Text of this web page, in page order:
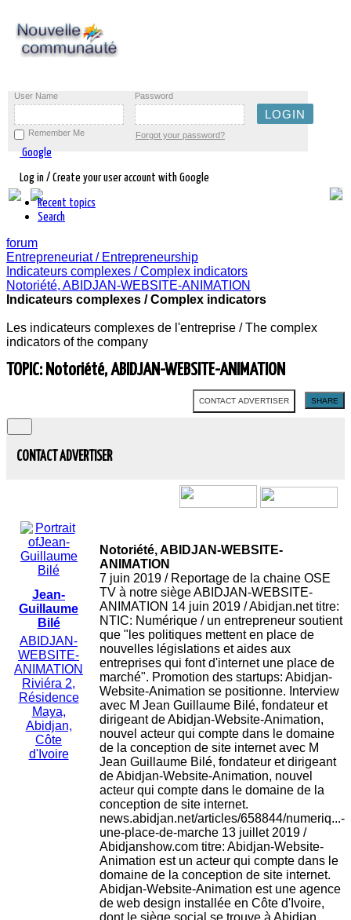
User Name Password
Remember Me Forgot your password?
Google
Log in / Create your user account with Google
Recent topics
Search
forum
Entrepreneuriat / Entrepreneurship
Indicateurs complexes / Complex indicators
Notoriété, ABIDJAN-WEBSITE-ANIMATION
Indicateurs complexes / Complex indicators
Les indicateurs complexes de l'entreprise / The complex
indicators of the company
TOPIC: Notoriété, ABIDJAN-WEBSITE-ANIMATION
CONTACT ADVERTISER SHARE
CONTACT ADVERTISER
Jean-
Guillaume
Bilé
ABIDJAN-
WEBSITE-
ANIMATION
Riviéra 2,
Résidence
Maya,
Abidjan,
Côte
d'Ivoire
Notoriété, ABIDJAN-WEBSITE-
ANIMATION
7 juin 2019 / Reportage de la chaine OSE
TV à notre siège ABIDJAN-WEBSITE-
ANIMATION 14 juin 2019 / Abidjan.net titre:
NTIC: Numérique / un entrepreneur soutient
que "les politiques mettent en place de
nouvelles législations et aides aux
entreprises qui font d'internet une place de
marché". Promotion des startups: Abidjan-
Website-Animation se positionne. Interview
avec M Jean Guillaume Bilé, fondateur et
dirigeant de Abidjan-Website-Animation,
nouvel acteur qui compte dans le domaine
de la conception de site internet avec M
Jean Guillaume Bilé, fondateur et dirigeant
de Abidjan-Website-Animation, nouvel
acteur qui compte dans le domaine de la
conception de site internet.
news.abidjan.net/articles/658844/numeriq...-
une-place-de-marche 13 juillet 2019 /
Abidjanshow.com titre: Abidjan-Website-
Animation est un acteur qui compte dans le
domaine de la conception de site internet.
Abidjan-Website-Animation est une agence
de web design installée en Côte d'Ivoire,
dont le siège social se trouve à Abidjan